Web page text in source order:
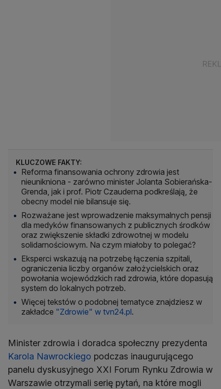
KLUCZOWE FAKTY:
Reforma finansowania ochrony zdrowia jest
nieunikniona - zarówno minister Jolanta Sobierańska-
Grenda, jak i prof. Piotr Czauderna podkreślają, że
obecny model nie bilansuje się.
Rozważane jest wprowadzenie maksymalnych pensji
dla medyków finansowanych z publicznych środków
oraz zwiększenie składki zdrowotnej w modelu
solidarnościowym. Na czym miałoby to polegać?
Eksperci wskazują na potrzebę łączenia szpitali,
ograniczenia liczby organów założycielskich oraz
powołania wojewódzkich rad zdrowia, które dopasują
system do lokalnych potrzeb.
Więcej tekstów o podobnej tematyce znajdziesz w
zakładce "Zdrowie" w tvn24.pl.
Minister zdrowia i doradca społeczny prezydenta
Karola Nawrockiego podczas inaugurującego
panelu dyskusyjnego XXI Forum Rynku Zdrowia w
Warszawie otrzymali serię pytań, na które mogli